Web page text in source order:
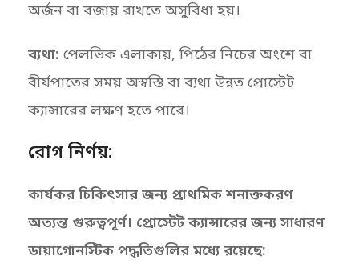
অর্জন বা বজায় রাখতে অসুবিধা হয়।
ব্যথা: পেলভিক এলাকায়, পিঠের নিচের অংশে বা
বীর্যপাতের সময় অস্বস্তি বা ব্যথা উন্নত প্রোস্টেট
ক্যান্সারের লক্ষণ হতে পারে।
রোগ নির্ণয়:
কার্যকর চিকিৎসার জন্য প্রাথমিক শনাক্তকরণ
অত্যন্ত গুরুত্বপূর্ণ। প্রোস্টেট ক্যান্সারের জন্য সাধারণ
ডায়াগোনস্টিক পদ্ধতিগুলির মধ্যে রয়েছে: